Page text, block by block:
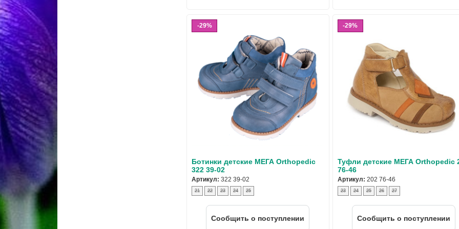
29%
Ботинки детские МЕГА Orthopedic
322 39-02
Артикул: 322 39-02
21 22 23 24 25
Cообщить о поступлении
29%
Туфли детские МЕГА Orthopedic
76-46
Артикул: 202 76-46
23 24 25 26 27
Cообщить о поступлении